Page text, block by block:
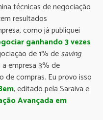
técnicas de negociação
resultados
como já publiquei
ganhando 3 vezes
de 1% desaving
empresa 3% de
de compras. Eu provo isso
, editado pela Saraiva e
Avançada em